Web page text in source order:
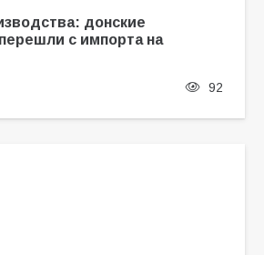
донские
с импорта на
92